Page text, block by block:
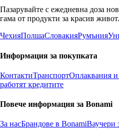
Пазарувайте с ежедневна доза
гама от продукти за красив живот.
ЧехияПолшаСловакияРумъния
Информация за покупката
КонтактиТранспортОплаквания
работят кредитите
Повече информация за Bonami
За насБрандове в BonamiВаучери